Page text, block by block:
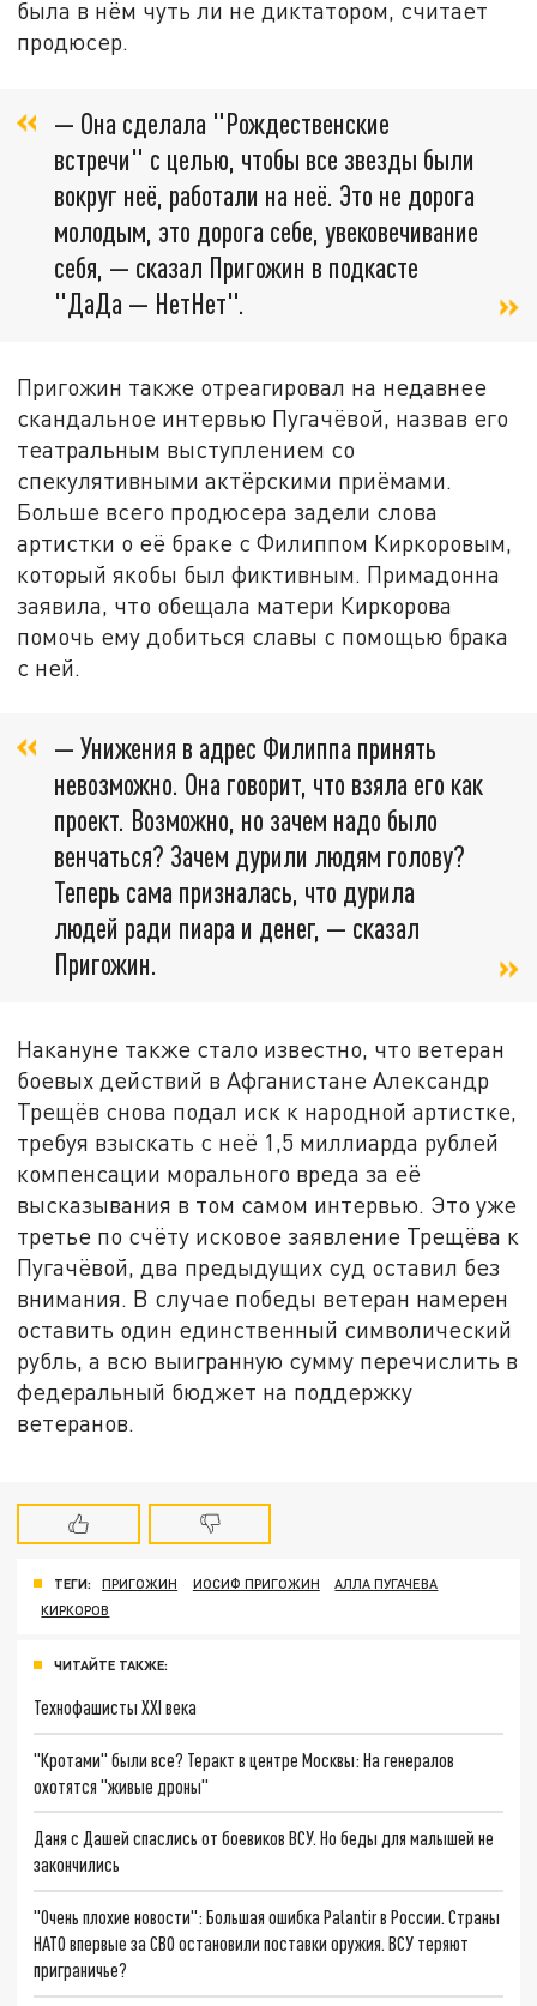
была в нём чуть ли не диктатором, считает
продюсер.
— Она сделала "Рождественские
встречи" с целью, чтобы все звезды были
вокруг неё, работали на неё. Это не дорога
молодым, это дорога себе, увековечивание
себя, — сказал Пригожин в подкасте
"ДаДа — НетНет".
Пригожин также отреагировал на недавнее
скандальное интервью Пугачёвой, назвав его
театральным выступлением со
спекулятивными актёрскими приёмами.
Больше всего продюсера задели слова
артистки о её браке с Филиппом Киркоровым,
который якобы был фиктивным. Примадонна
заявила, что обещала матери Киркорова
помочь ему добиться славы с помощью брака
с ней.
— Унижения в адрес Филиппа принять
невозможно. Она говорит, что взяла его как
проект. Возможно, но зачем надо было
венчаться? Зачем дурили людям голову?
Теперь сама призналась, что дурила
людей ради пиара и денег, — сказал
Пригожин.
Накануне также стало известно, что ветеран
боевых действий в Афганистане Александр
Трещёв снова подал иск к народной артистке,
требуя взыскать с неё 1,5 миллиарда рублей
компенсации морального вреда за её
высказывания в том самом интервью. Это уже
третье по счёту исковое заявление Трещёва к
Пугачёвой, два предыдущих суд оставил без
внимания. В случае победы ветеран намерен
оставить один единственный символический
рубль, а всю выигранную сумму перечислить в
федеральный бюджет на поддержку
ветеранов.
ТЕГИ: ПРИГОЖИН ИОСИФ ПРИГОЖИН
АЛЛА ПУГАЧЕВА
КИРКОРОВ
ЧИТАЙТЕ ТАКЖЕ:
Технофашисты XXI века
"Кротами" были все? Теракт в центре Москвы: На генералов
охотятся "живые дроны"
Даня с Дашей спаслись от боевиков ВСУ. Но беды для малышей не
закончились
"Очень плохие новости": Большая ошибка Palantir в России. Страны
НАТО впервые за СВО остановили поставки оружия. ВСУ теряют
приграничье?